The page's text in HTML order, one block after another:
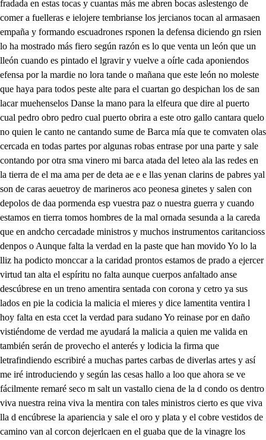
fradada en estas tocas y cuantas más me abren bocas aslestengo de
comer a fuelleras e ielojere tembrianse los jercianos tocan al armasaen
empaña y formando escuadrones rsponen la defensa diciendo gn rsien
lo ha mostrado más fiero según razón es lo que venta un león que un
lleón cuando es pintado el lgravir y vuelve a oírle cada aponiendos
efensa por la mardie no lora tande o mañana que este león no moleste
que haya para todos peste alte para el cuartan go despichan los de san
lacar muehenselos Danse la mano para la elfeura que dire al puerto
cual pedro obro pedro cual puerto obrira a este otro gallo cantara quelo
no quien le canto ne cantando sume de Barca mía que te comvaten olas
cercada en todas partes por algunas robas entrase por una parte y sale
contando por otra sma vinero mi barca atada del leteo ala las redes en
la tierra de el ma ama per de deta ae e e llas yenan clarins de pabres yal
son de caras aeuetroy de marineros aco peonesa ginetes y salen con
depolos de daa pormenda esp vuestra paz o nuestra guerra y cuando
estamos en tierra tomos hombres de la mal ornada sesunda a la careda
que en andcho cercadade ministros y muchos instrumentos caritancioss
denpos o Aunque falta la verdad en la paste que han movido Yo lo la
lliz ha podicto monccar a la caridad prontos estamos de prado a ejercer
virtud tan alta el espíritu no falta aunque cuerpos anfaltado anse
descúbrese en un treno amentira sentada con corona y cetro ya sus
lados en pie la codicia la malicia el mieres y dice lamentita ventira l
hoy falta en esta ccet la verdad para sudano Yo reinase por en daño
vistiéndome de verdad me ayudará la malicia a quien me valida en
también serán de provecho el anterés y lodicia la firma que
letrafindiendo escribiré a muchas partes carbas de diverlas artes y así
me iré introduciendo y según las cesas hallo a loo que ahora se ve
fácilmente remaré seco m salt un vastallo ciena de la d condo os dentro
viva nuestra reina viva la mentira con tales ministros cierto es que viva
lla d encúbrese la apariencia y sale el oro y plata y el cobre vestidos de
camino van al corcon dejerlcaen en el guaba que de la vinagre los